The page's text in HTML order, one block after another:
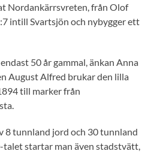
Nordankärrsvreten, från Olof
intill Svartsjön och nybygger ett
50 år gammal, änkan Anna
August Alfred brukar den lilla
till marker från
8 tunnland jord och 30 tunnland
talet startar man även stadstvätt,